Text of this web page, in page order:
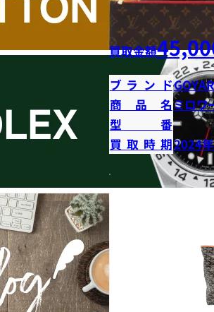
買取金額
ブランド
商品名ミロワ
型番
買取時期2024